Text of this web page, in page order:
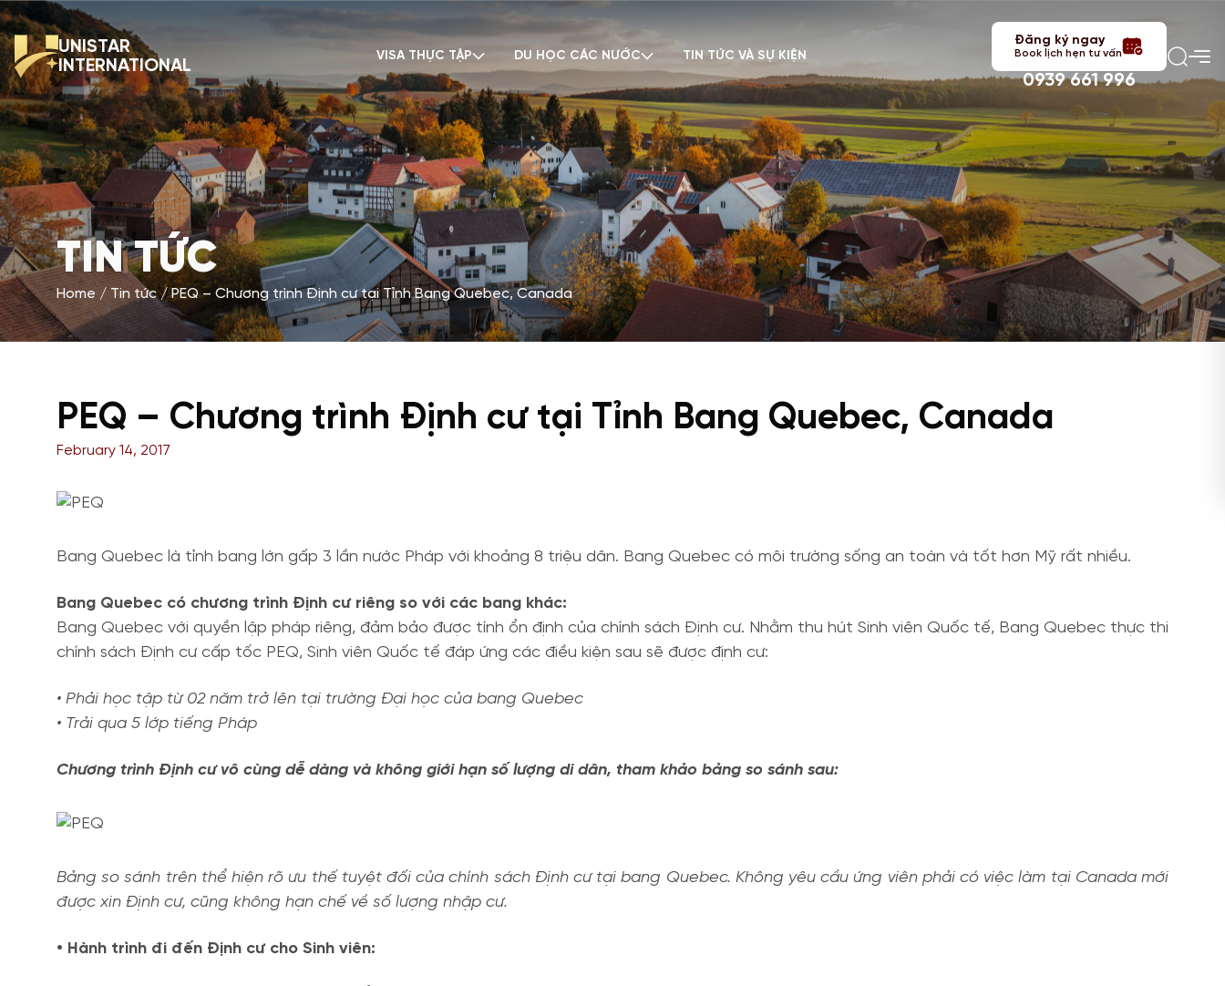
UNISTAR
INTERNATIONAL
VISA THỰC TẬP DU HỌC CÁC NƯỚC TIN TỨC VÀ SỰ KIỆN
Đăng ký ngay
Book lịch hẹn tư vấn
0939 661 996
TIN TỨC
Home Tin tức PEQ – Chương trình Định cư tại Tỉnh Bang Quebec, Canada
PEQ – Chương trình Định cư tại Tỉnh Bang Quebec, Canada
February 14, 2017
Bang Quebec là tỉnh bang lớn gấp 3 lần nước Pháp với khoảng 8 triệu dân. Bang Quebec có môi trường sống an toàn và tốt hơn Mỹ rất nhiều.
Bang Quebec có chương trình Định cư riêng so với các bang khác:
Bang Quebec với quyền lập pháp riêng, đảm bảo được tính ổn định của chính sách Định cư. Nhằm thu hút Sinh viên Quốc tế, Bang Quebec thực thi
chính sách Định cư cấp tốc PEQ, Sinh viên Quốc tế đáp ứng các điều kiện sau sẽ được định cư:
• Phải học tập từ 02 năm trở lên tại trường Đại học của bang Quebec
• Trải qua 5 lớp tiếng Pháp
Chương trình Định cư vô cùng dễ dàng và không giới hạn số lượng di dân, tham khảo bảng so sánh sau:
Bảng so sánh trên thể hiện rõ ưu thế tuyệt đối của chính sách Định cư tại bang Quebec. Không yêu cầu ứng viên phải có việc làm tại Canada mới
được xin Định cư, cũng không hạn chế về số lượng nhập cư.
• Hành trình đi đến Định cư cho Sinh viên: